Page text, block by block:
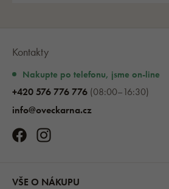
Kontakty
Nakupte po telefonu, jsme on-line
+420 576 776 776 (08:00–16:30)
info@oveckarna.cz
VŠE O NÁKUPU